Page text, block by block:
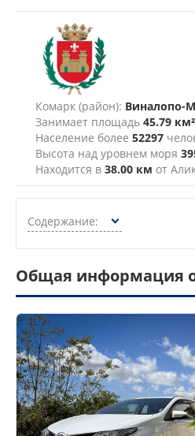
Комарк (район): Виналопо-
Занимает площадь 45.79 км²
Население более 52297
Высота над уровнем моря
Находится в 38.00 км от
Содержание:
Общая информация